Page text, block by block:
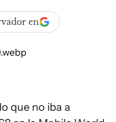
en
que no iba a